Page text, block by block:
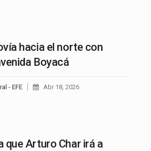
hacia el norte con
Boyacá
- EFE Abr 18, 2026
que Arturo Char irá a